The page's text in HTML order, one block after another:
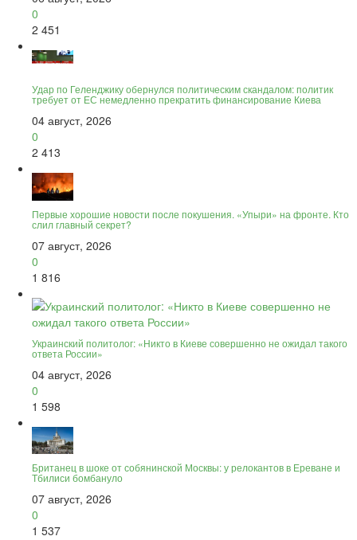
0
2 451
Удар по Геленджику обернулся политическим скандалом: политик
требует от ЕС немедленно прекратить финансирование Киева
04 август, 2026
0
2 413
Первые хорошие новости после покушения. «Упыри» на фронте. Кто
слил главный секрет?
07 август, 2026
0
1 816
Украинский политолог: «Никто в Киеве совершенно не ожидал такого
ответа России»
04 август, 2026
0
1 598
Британец в шоке от собянинской Москвы: у релокантов в Ереване и
Тбилиси бомбануло
07 август, 2026
0
1 537